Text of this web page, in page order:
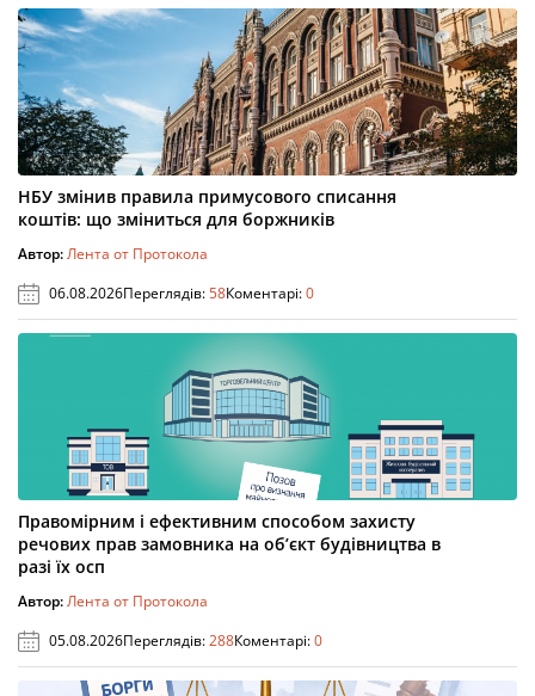
НБУ змінив правила примусового списання
коштів: що зміниться для боржників
Автор:Лента от Протокола
06.08.2026Переглядів:58Коментарі:0
Правомірним і ефективним способом захисту
речових прав замовника на об’єкт будівництва в
разі їх осп
Автор:Лента от Протокола
05.08.2026Переглядів:288Коментарі:0